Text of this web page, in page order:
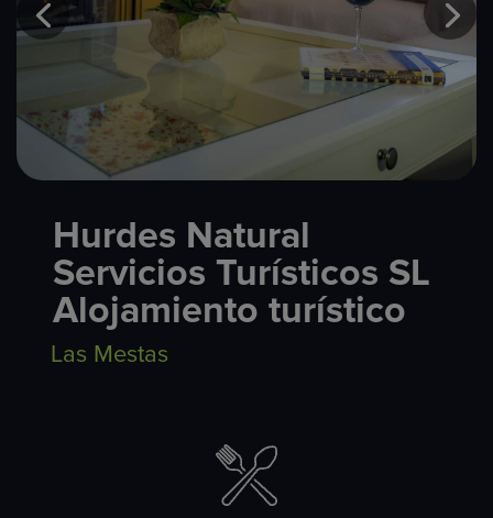
Hurdes Natural
Servicios Turísticos SL
Alojamiento turístico
Las Mestas